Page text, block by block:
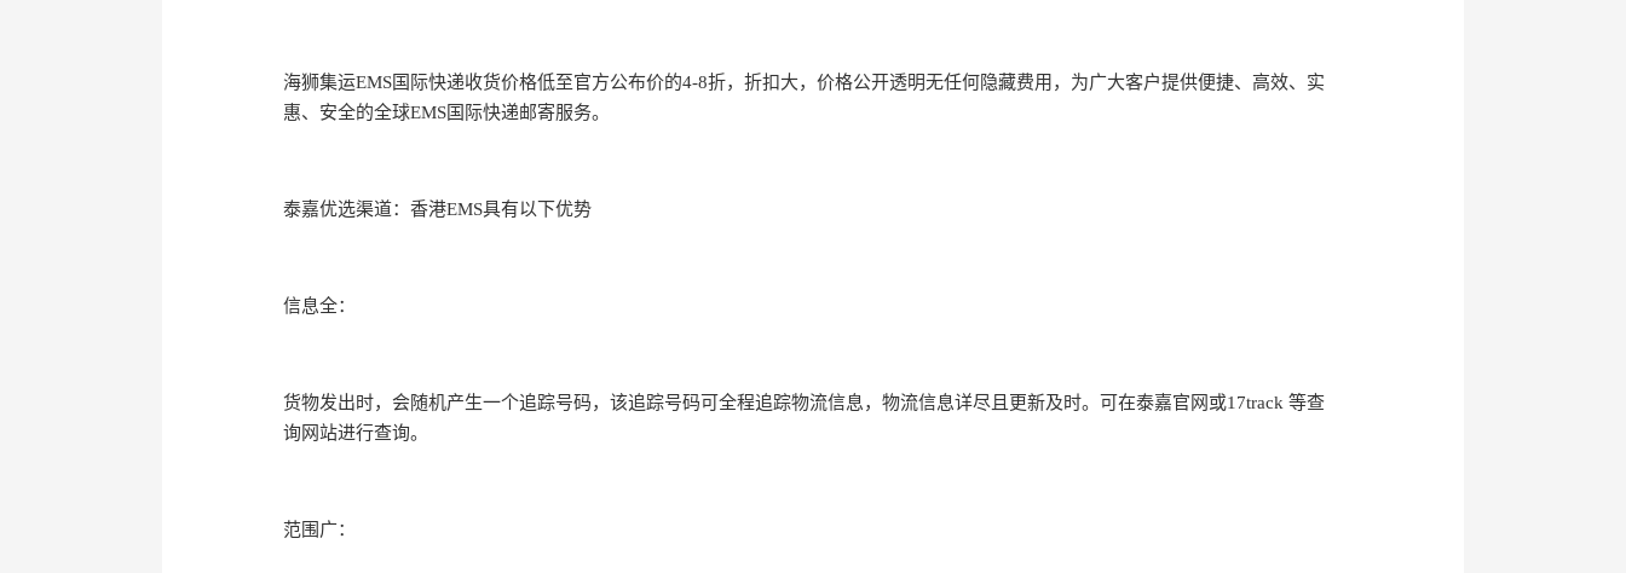
海狮集运EMS国际快递收货价格低至官方公布价的4-8折，折扣大，价格公开透明无任何隐藏费用，为广大客户提供便捷、高效、实
惠、安全的全球EMS国际快递邮寄服务。
泰嘉优选渠道：香港EMS具有以下优势
信息全：
货物发出时，会随机产生一个追踪号码，该追踪号码可全程追踪物流信息，物流信息详尽且更新及时。可在泰嘉官网或17track 等查
询网站进行查询。
范围广：